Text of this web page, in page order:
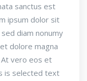
sanctus est
ipsum dolor sit
diam nonumy
dolore magna
At vero eos et
is selected text